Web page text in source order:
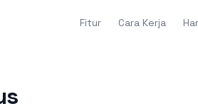
Fitur Cara Kerja